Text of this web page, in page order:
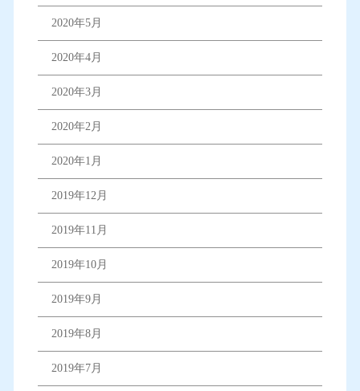
2020年5月
2020年4月
2020年3月
2020年2月
2020年1月
2019年12月
2019年11月
2019年10月
2019年9月
2019年8月
2019年7月